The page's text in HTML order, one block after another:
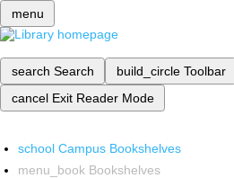
menu
search Search build_circle Toolbar
cancel Exit Reader Mode
school Campus Bookshelves
menu_book Bookshelves